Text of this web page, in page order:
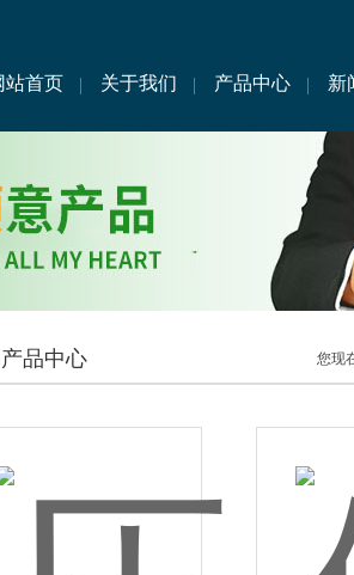
站首页 关于我们 产品中心 新
产品中心 您现